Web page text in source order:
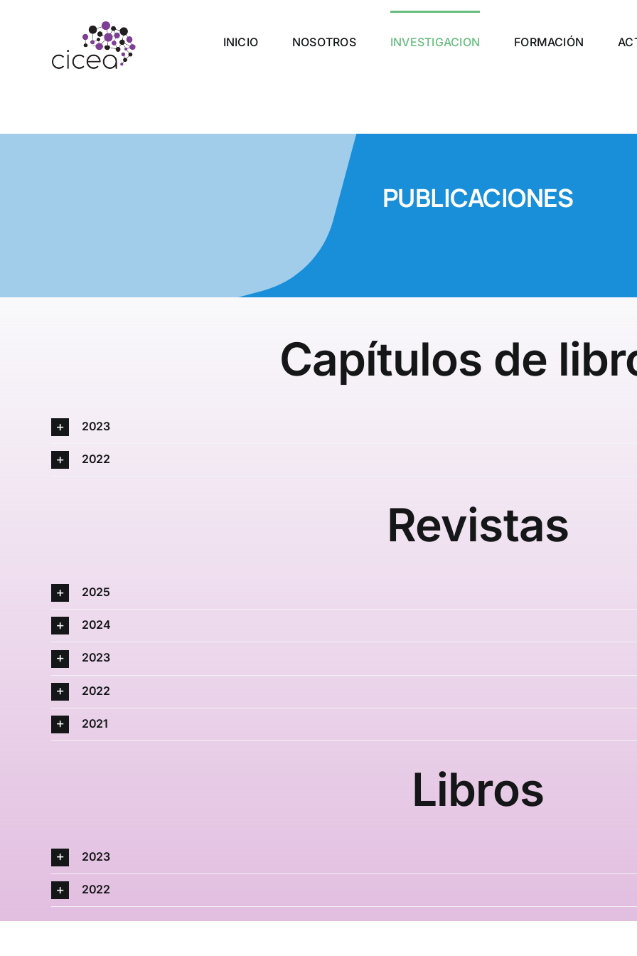
INICIO NOSOTROS INVESTIGACION FORMACIÓN
PUBLICACIONES
Capítulos de
2023
2022
Revistas
2025
2024
2023
2022
2021
Libros
2023
2022